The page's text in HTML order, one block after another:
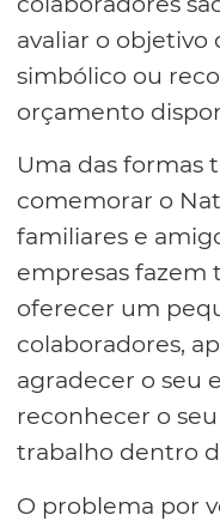
avaliar o objetivo
simbólico ou
orçamento
Uma das formas
comemorar o
familiares e
empresas fazem
oferecer um
colaboradores,
agradecer o seu
reconhecer o
trabalho dentro
O problema por